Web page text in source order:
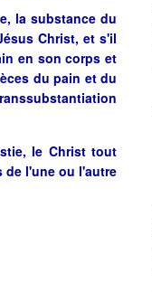
la substance du
Christ, et s'il
en son corps et
du pain et du
le Christ tout
de l'une ou l'autre